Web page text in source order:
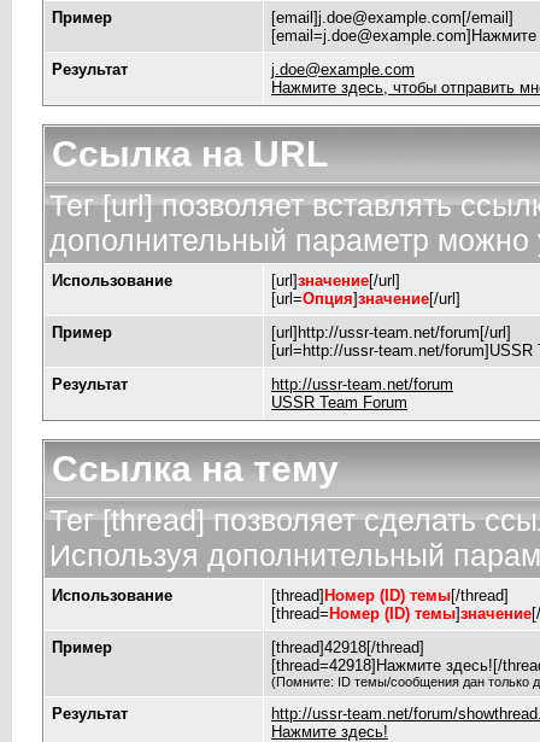
Пример [email]j.doe@example.com [/email]
[email=j.doe@example.com]Нажмите
Результат
j.doe@example.com
Нажмите здесь, чтобы отправить
Ссылка на URL
Тег [url] позволяет вставлять
дополнительный параметр можно
Использование [url]значение[/url]
[url=Опция]значение[/url]
Пример
[url]http://ussr-team.net/forum[/url]
[url=http://ussr-team.net/forum]USSR
Результат
http://ussr-team.net/forum
USSR Team Forum
Ссылка на тему
Тег [thread] позволяет сделать
Используя дополнительный
Использование [thread] Номер (ID) темы[/thread]
[thread= Номер (ID) темы]значение
Пример
[thread]42918[/thread]
[thread=42918]Нажмите здесь![/
(Помните: ID темы/сообщения дан только
Результат
http://ussr-team.net/forum/
Нажмите здесь!